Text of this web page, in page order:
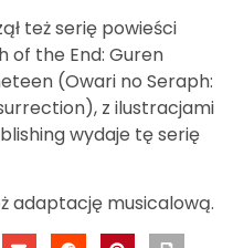
też serię powieści
of the End: Guren
(Owari no Seraph:
z ilustracjami
wydaje tę serię
adaptację musicalową.